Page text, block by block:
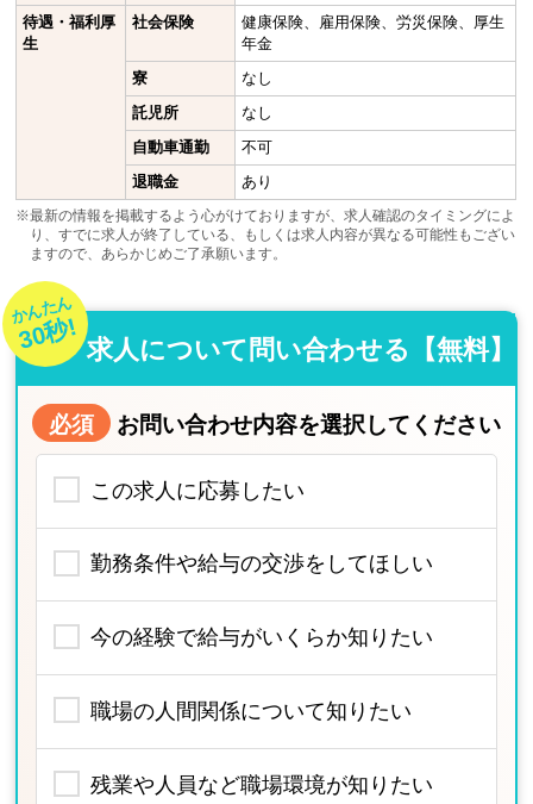
待遇・福利厚
生
社会保険
健康保険、雇用保険、労災保険、厚生
年金
寮
なし
託児所
なし
自動車通勤
不可
退職金
あり
※最新の情報を掲載するよう心がけておりますが、求人確認のタイミングによ
り、すでに求人が終了している、もしくは求人内容が異なる可能性もござい
ますので、あらかじめご了承願います。
かんたん
30秒! 求人について問い合わせる【無料】
必須 お問い合わせ内容を選択してください
この求人に応募したい
勤務条件や給与の交渉をしてほしい
今の経験で給与がいくらか知りたい
職場の人間関係について知りたい
残業や人員など職場環境が知りたい